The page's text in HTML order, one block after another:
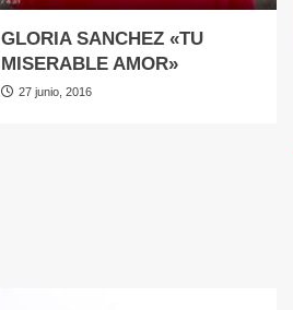
GLORIA SANCHEZ «TU
MISERABLE AMOR»
27 junio, 2016